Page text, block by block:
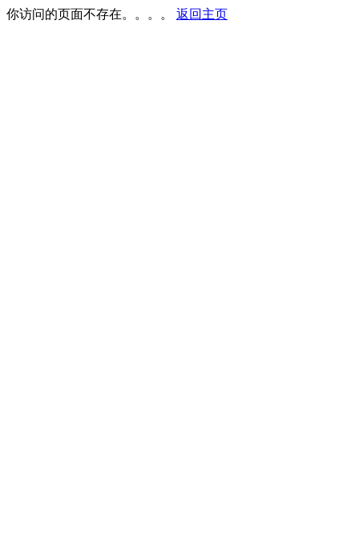
你访问的页面不存在。。。。 返回主页